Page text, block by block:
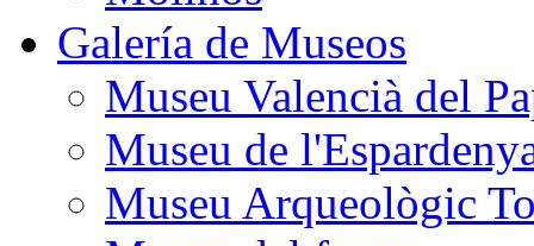
Galería de Museos
Museu Valencià del
Museu de
Museu Arqueològic